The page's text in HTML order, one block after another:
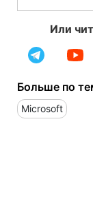
Или
Больше по
Microsoft